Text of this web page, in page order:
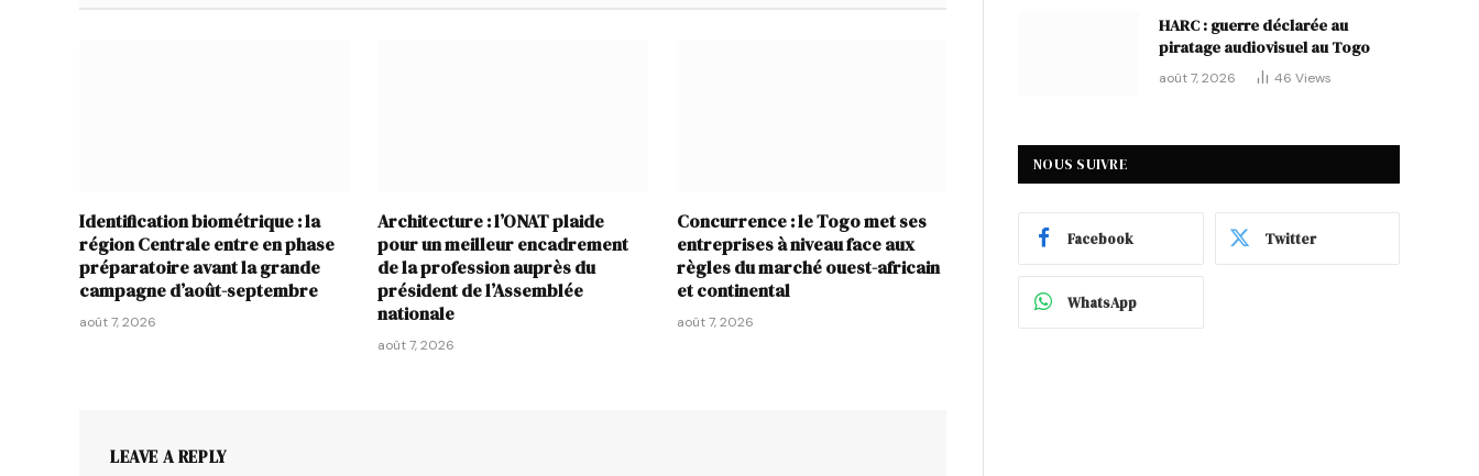
Identification biométrique : la
région Centrale entre en phase
préparatoire avant la grande
campagne d’août-septembre
août 7, 2026
Architecture : l’ONAT plaide
pour un meilleur encadrement
de la profession auprès du
président de l’Assemblée
nationale
août 7, 2026
Concurrence : le Togo met ses
entreprises à niveau face aux
règles du marché ouest-africain
et continental
août 7, 2026
LEAVE A REPLY
HARC : guerre déclarée au
piratage audiovisuel au Togo
août 7, 2026 46 Views
NOUS SUIVRE
Facebook Twitter
WhatsApp